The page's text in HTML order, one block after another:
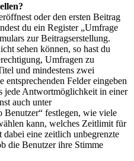
oder den ersten Beitrag
du ein Register „Umfrage
zur Beitragserstellung.
sehen können, so hast du
Umfragen zu
und mindestens zwei
Felder eingeben
jede Antwortmöglichkeit in einer
auch unter
festlegen, wie viele
kann, welches Zeitlimit für
eine zeitlich unbegrenzte
die Benutzer ihre Stimme